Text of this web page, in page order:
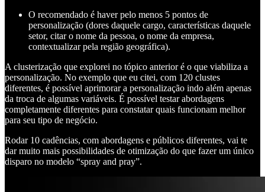
O recomendado é haver pelo menos 5 pontos de
personalização (dores daquele cargo, características daquele
setor, citar o nome da pessoa, o nome da empresa,
contextualizar pela região geográfica).
A clusterização que explorei no tópico anterior é o que viabiliza a
personalização. No exemplo que eu citei, com 120 clustes
diferentes, é possível aprimorar a personalização indo além apenas
da troca de algumas variáveis. É possível testar abordagens
completamente diferentes para constatar quais funcionam melhor
para seu tipo de negócio.
Rodar 10 cadências, com abordagens e públicos diferentes, vai te
dar muito mais possibilidades de otimização do que fazer um único
disparo no modelo “spray and pray”.